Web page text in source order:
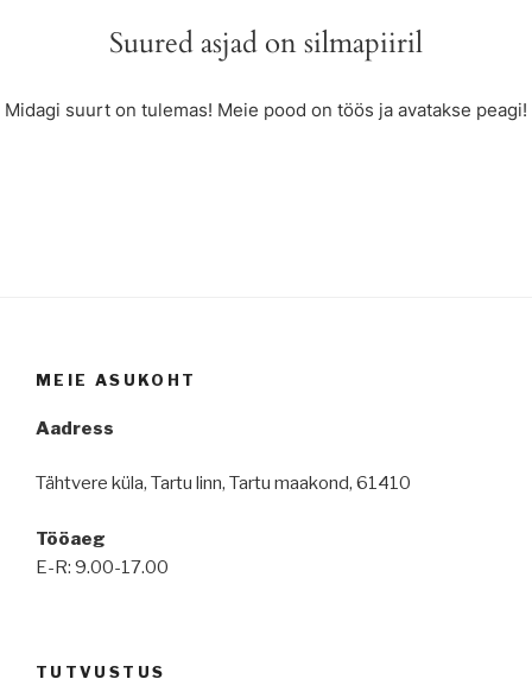
Suured asjad on silmapiiril
Midagi suurt on tulemas! Meie pood on töös ja avatakse peagi!
MEIE ASUKOHT
Aadress
Tähtvere küla, Tartu linn, Tartu maakond, 61410
Tööaeg
E-R: 9.00-17.00
TUTVUSTUS